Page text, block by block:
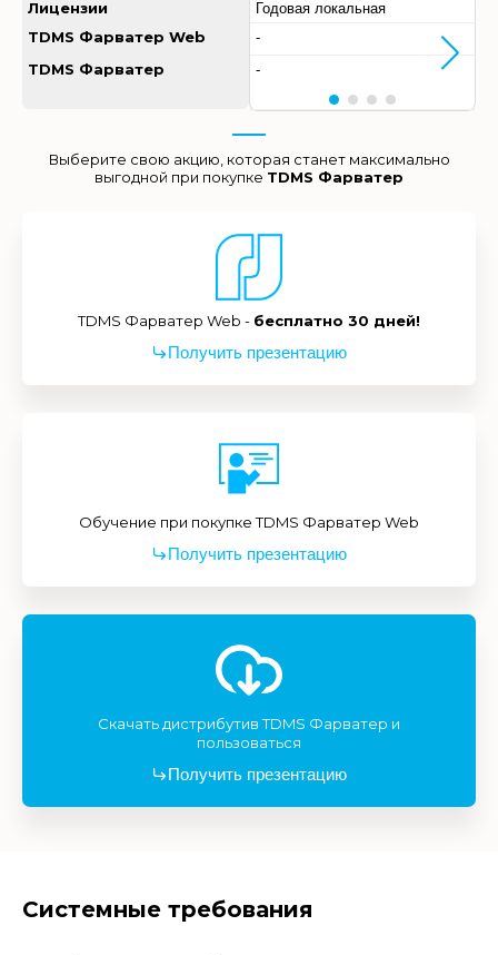
Лицензии
TDMS Фарватер Web
TDMS Фарватер
Годовая локальная
-
-
Выберите свою акцию, которая станет максимально
выгодной при покупке TDMS Фарватер
TDMS Фарватер Web - бесплатно 30 дней!
Получить презентацию
Обучение при покупке TDMS Фарватер Web
Получить презентацию
Скачать дистрибутив TDMS Фарватер и
пользоваться
Получить презентацию
Системные требования